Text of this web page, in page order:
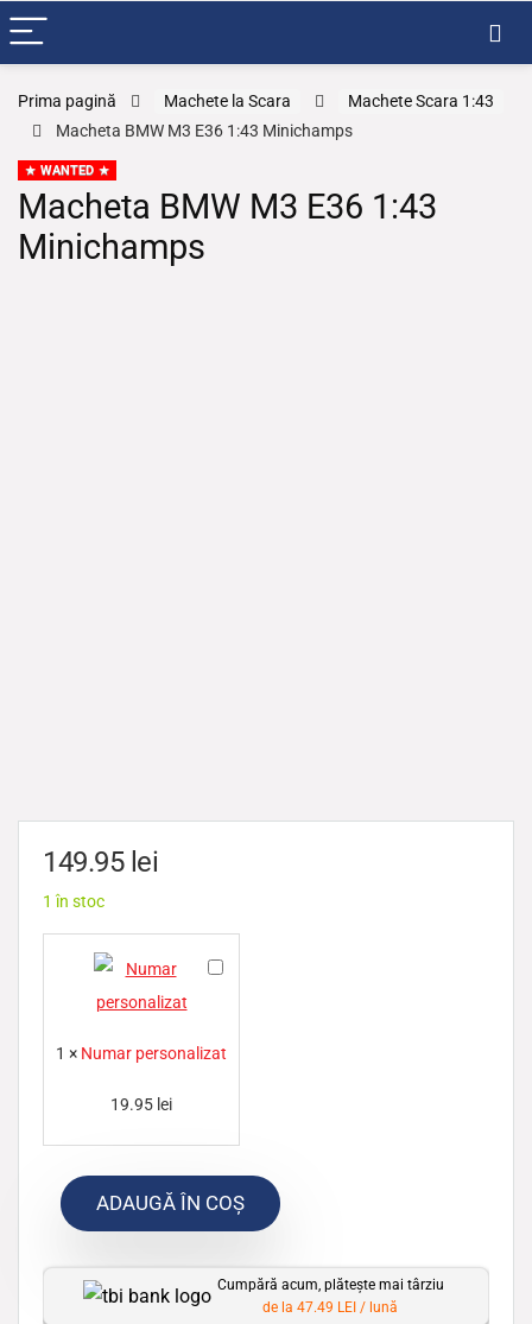
Prima pagină Machete la Scara
Machete Scara 1:43
Macheta BMW M3 E36 1:43 Minichamps
WANTED
Macheta BMW M3 E36 1:43
Minichamps
149.95 lei
1 în stoc
N
r
s
n
1 × Numar personalizat
19.95 lei
ADAUGĂ ÎN COȘ
Cumpără acum, plătește mai târziu
de la 47.49 LEI / lună